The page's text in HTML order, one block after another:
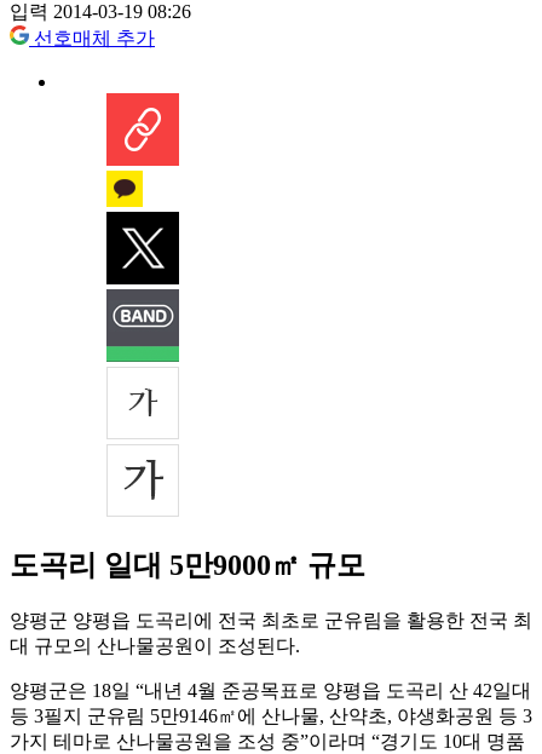
입력 2014-03-19 08:26
선호매체 추가
도곡리 일대 5만9000㎡ 규모
양평군 양평읍 도곡리에 전국 최초로 군유림을 활용한 전국 최
대 규모의 산나물공원이 조성된다.
양평군은 18일 “내년 4월 준공목표로 양평읍 도곡리 산 42일대
등 3필지 군유림 5만9146㎡에 산나물, 산약초, 야생화공원 등 3
가지 테마로 산나물공원을 조성 중”이라며 “경기도 10대 명품